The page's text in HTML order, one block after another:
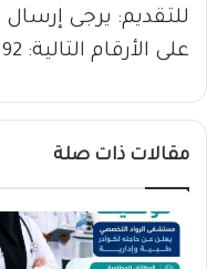
للتقديم: يرجى إرسال
على الأرقام التالية: 0125881492 – 0110043723
مقالات ذات صلة